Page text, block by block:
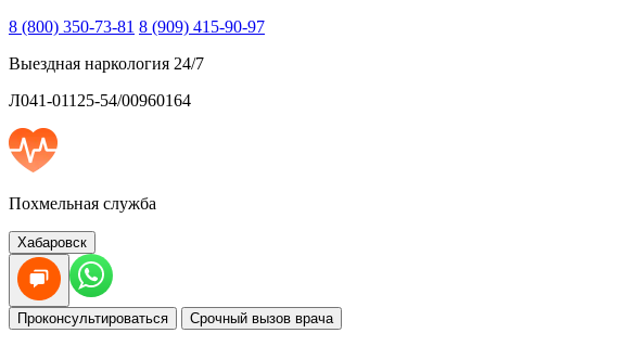
8 (800) 350-73-81 8 (909) 415-90-97
Выездная наркология 24/7
Л041-01125-54/00960164
Похмельная служба
Хабаровск
Проконсультироваться Срочный вызов врача